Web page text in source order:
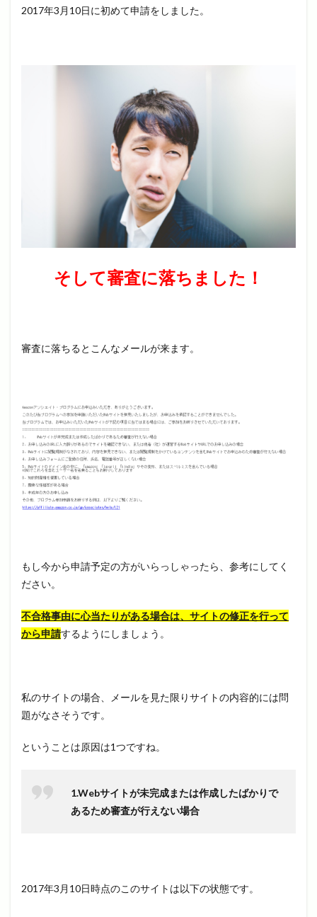
2017年3月10日に初めて申請をしました。
そして審査に落ちました！
審査に落ちるとこんなメールが来ます。
もし今から申請予定の方がいらっしゃったら、参考にしてく
ださい。
不合格事由に心当たりがある場合は、サイトの修正を行って
から申請するようにしましょう。
私のサイトの場合、メールを見た限りサイトの内容的には問
題がなさそうです。
ということは原因は1つですね。
1.Webサイトが未完成または作成したばかりで
あるため審査が行えない場合
2017年3月10日時点のこのサイトは以下の状態です。